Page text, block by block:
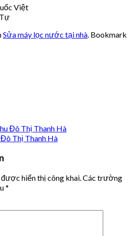
Việt
Sửa máy lọc nước tại nhà . Bookmark
Đô Thị Thanh Hà
Thị Thanh Hà
hiển thị công khai. Các trường
*